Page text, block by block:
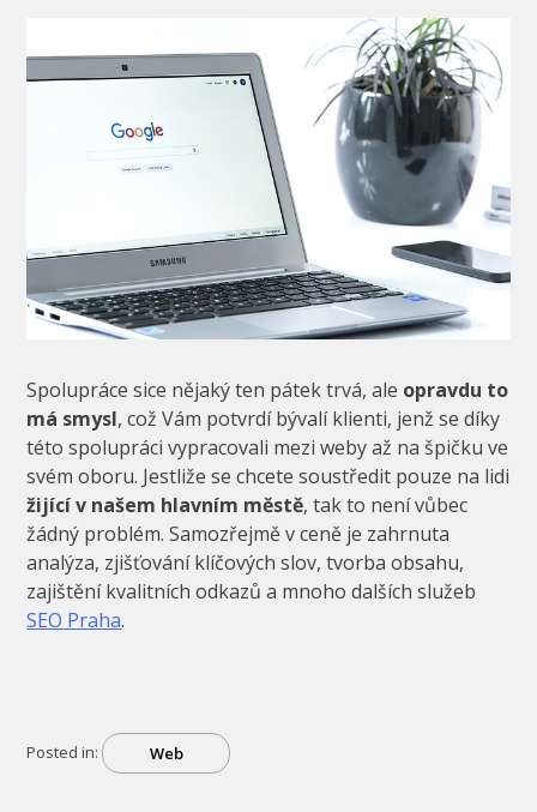
Spolupráce sice nějaký ten pátek trvá, ale opravdu to
má smysl, což Vám potvrdí bývalí klienti, jenž se díky
této spolupráci vypracovali mezi weby až na špičku ve
svém oboru. Jestliže se chcete soustředit pouze na lidi
žijící v našem hlavním městě, tak to není vůbec
žádný problém. Samozřejmě v ceně je zahrnuta
analýza, zjišťování klíčových slov, tvorba obsahu,
zajištění kvalitních odkazů a mnoho dalších služeb
SEO Praha.
Posted in: Web